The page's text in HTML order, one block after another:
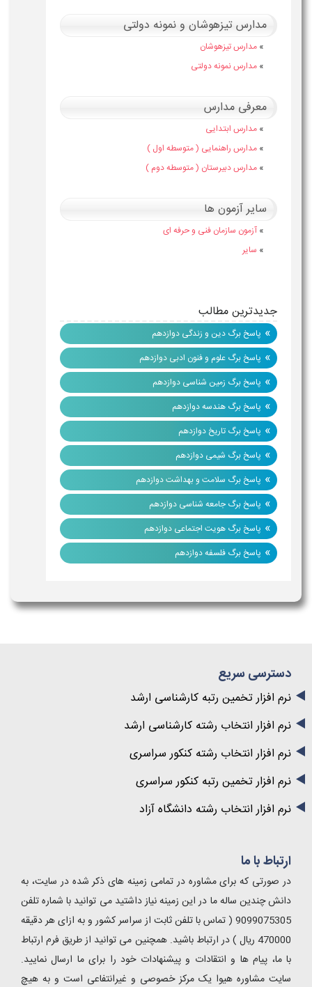
مدارس تیزهوشان و نمونه دولتی
» مدارس تیزهوشان
» مدارس نمونه دولتی
معرفی مدارس
» مدارس ابتدایی
» مدارس راهنمایی ( متوسطه اول )
» مدارس دبیرستان ( متوسطه دوم )
سایر آزمون ها
» آزمون سازمان فنی و حرفه ای
» سایر
جدیدترین مطالب
» پاسخ برگ دین و زندگی دوازدهم
» پاسخ برگ علوم و فنون ادبی دوازدهم
» پاسخ برگ زمین شناسی دوازدهم
» پاسخ برگ هندسه دوازدهم
» پاسخ برگ تاریخ دوازدهم
» پاسخ برگ شیمی دوازدهم
» پاسخ برگ سلامت و بهداشت دوازدهم
» پاسخ برگ جامعه شناسی دوازدهم
» پاسخ برگ هویت اجتماعی دوازدهم
» پاسخ برگ فلسفه دوازدهم
دسترسی سریع
نرم افزار تخمین رتبه کارشناسی ارشد
نرم افزار انتخاب رشته کارشناسی ارشد
نرم افزار انتخاب رشته کنکور سراسری
نرم افزار تخمین رتبه کنکور سراسری
نرم افزار انتخاب رشته دانشگاه آزاد
ارتباط با ما
در صورتی که برای مشاوره در تمامی زمینه های ذکر شده در سایت، به
دانش چندین ساله ما در این زمینه نیاز داشتید می توانید با شماره تلفن
9099075305 ( تماس با تلفن ثابت از سراسر کشور و به ازای هر دقیقه
470000 ریال ) در ارتباط باشید. همچنین می توانید از طریق فرم ارتباط
با ما، پیام ها و انتقادات و پیشنهادات خود را برای ما ارسال نمایید.
سایت مشاوره هیوا یک مرکز خصوصی و غیرانتفاعی است و به هیچ